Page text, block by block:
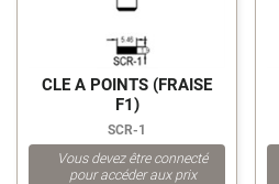
CLE A POINTS (FRAISE
F1)
SCR-1
Vous devez être connecté
pour accéder aux prix